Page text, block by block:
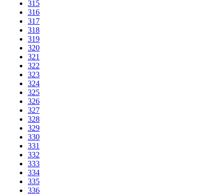
315
316
317
318
319
320
321
322
323
324
325
326
327
328
329
330
331
332
333
334
335
336